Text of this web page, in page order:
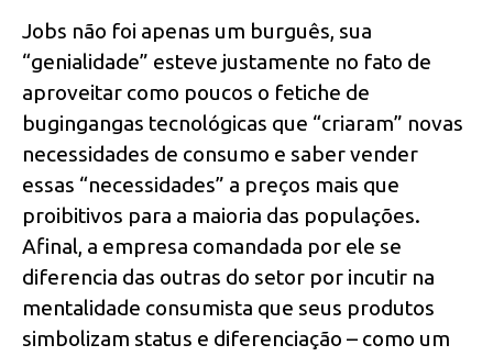
Jobs não foi apenas um burguês, sua
“genialidade” esteve justamente no fato de
aproveitar como poucos o fetiche de
bugingangas tecnológicas que “criaram” novas
necessidades de consumo e saber vender
essas “necessidades” a preços mais que
proibitivos para a maioria das populações.
Afinal, a empresa comandada por ele se
diferencia das outras do setor por incutir na
mentalidade consumista que seus produtos
simbolizam status e diferenciação – como um